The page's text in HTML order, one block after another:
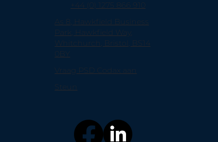
+44 (0) 1275 866 910
As 8, Hawkfield Business
Park, Hawkfield Way,
Whitchurch, Bristol, BS14
0BY
Vraag PSD Codax aan
Steun